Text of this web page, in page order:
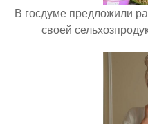
В госдуме предложили
своей